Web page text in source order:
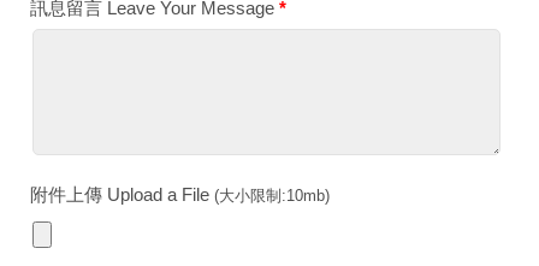
訊息留言 Leave Your Message *
附件上傳 Upload a File (大小限制:10mb)